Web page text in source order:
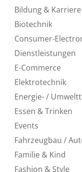
Bildung & Karriere
Biotechnik
Consumer-
Dienstleistungen
E-Commerce
Elektrotechnik
Energie- /
Essen & Trinken
Events
Fahrzeugbau /
Familie & Kind
Fashion & Style